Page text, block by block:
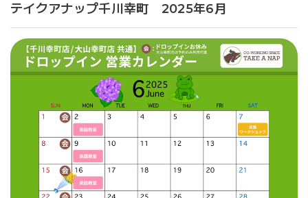
テイクアナップ千川幸町 2025年6月